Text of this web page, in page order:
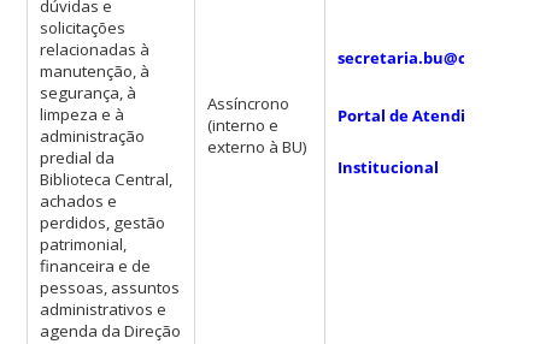
dúvidas e
solicitações
relacionadas à
manutenção, à
segurança, à
limpeza e à
administração
predial da
Biblioteca Central,
achados e
perdidos, gestão
patrimonial,
financeira e de
pessoas, assuntos
administrativos e
agenda da Direção
Assíncrono
(interno e
externo à BU)
Portal de Atendimento
Institucional